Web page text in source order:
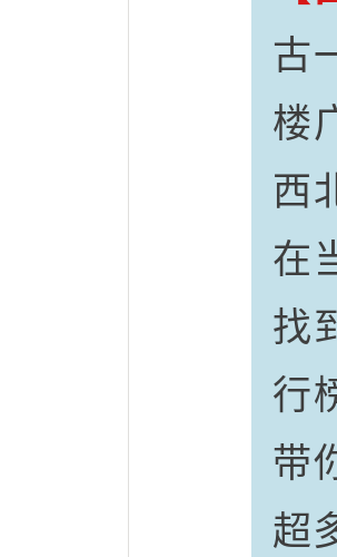
古
楼
西
在
找
行
带
超